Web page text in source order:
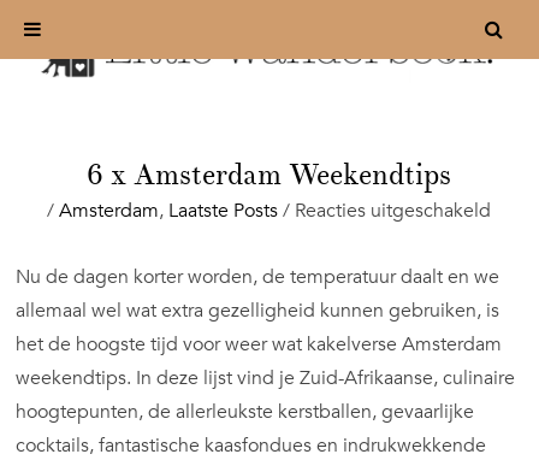
6 x Amsterdam Weekendtips
/Amsterdam, Laatste Posts/ Reacties uitgeschakeld
Nu de dagen korter worden, de temperatuur daalt en we
allemaal wel wat extra gezelligheid kunnen gebruiken, is
het de hoogste tijd voor weer wat kakelverse Amsterdam
weekendtips. In deze lijst vind je Zuid-Afrikaanse, culinaire
hoogtepunten, de allerleukste kerstballen, gevaarlijke
cocktails, fantastische kaasfondues en indrukwekkende